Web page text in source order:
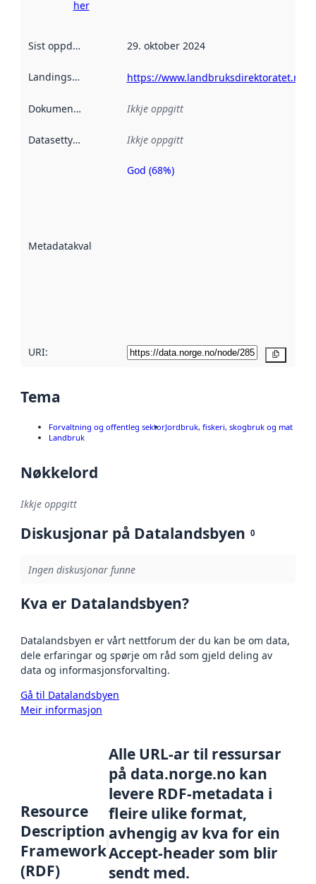
her
Sist oppdatert 29. oktober 2024
Landingsside https://www.landbruksdirektoratet.no/
Dokumentasjon Ikkje oppgitt
Datasettype Ikkje oppgitt
Metadatakvalitet
Metadatakvalitet
God (68%)
URI:
Tema
Forvaltning og offentleg sektorJordbruk, fiskeri, skogbruk og mat
Landbruk
Nøkkelord
Ikkje oppgitt
Diskusjonar på Datalandsbyen 0
Ingen diskusjonar funne
Kva er Datalandsbyen?
Datalandsbyen er vårt nettforum der du kan be om data,
dele erfaringar og spørje om råd som gjeld deling av
data og informasjonsforvalting.
Gå til Datalandsbyen
Meir informasjon
Resource
Description
Framework
(RDF)
Alle URL-ar til ressursar
på data.norge.no kan
levere RDF-metadata i
fleire ulike format,
avhengig av kva for ein
Accept-header som blir
sendt med.